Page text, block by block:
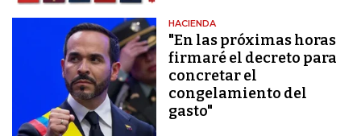
HACIENDA
"En las próximas horas
firmaré el decreto para
concretar el
congelamiento del
gasto"